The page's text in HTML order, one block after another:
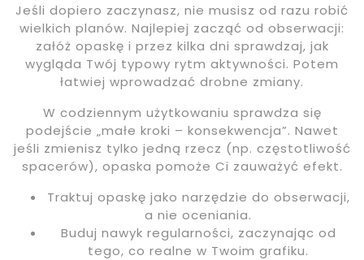
Jeśli dopiero zaczynasz, nie musisz od razu robić
wielkich planów. Najlepiej zacząć od obserwacji:
załóż opaskę i przez kilka dni sprawdzaj, jak
wygląda Twój typowy rytm aktywności. Potem
łatwiej wprowadzać drobne zmiany.
W codziennym użytkowaniu sprawdza się
podejście „małe kroki – konsekwencja”. Nawet
jeśli zmienisz tylko jedną rzecz (np. częstotliwość
spacerów), opaska pomoże Ci zauważyć efekt.
Traktuj opaskę jako narzędzie do obserwacji,
a nie oceniania.
Buduj nawyk regularności, zaczynając od
tego, co realne w Twoim grafiku.